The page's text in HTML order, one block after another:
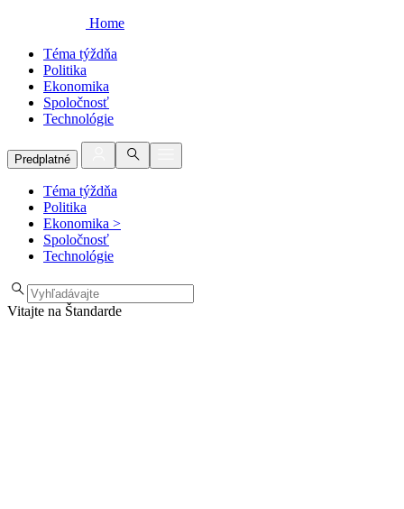
Home
Téma týždňa
Politika
Ekonomika
Spoločnosť
Technológie
Predplatné
Téma týždňa
Politika
Ekonomika >
Spoločnosť
Technológie
Vitajte na Štandarde